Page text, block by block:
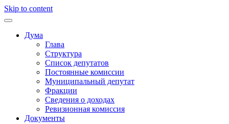
Skip to content
Дума
Глава
Структура
Список депутатов
Постоянные комиссии
Муниципальный депутат
Фракции
Сведения о доходах
Ревизионная комиссия
Документы